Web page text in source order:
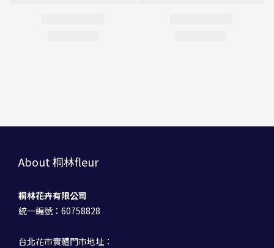
About 桐林fleur
桐林花卉有限公司
統一編號：60758828
台北花市實體門市地址：